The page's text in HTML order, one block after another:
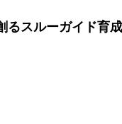
るスルーガイド育